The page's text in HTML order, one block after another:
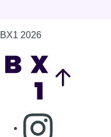
BX1 2026
Consulter